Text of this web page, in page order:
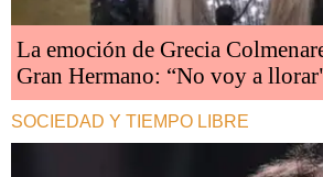
La emoción de Grecia
Gran Hermano: “No voy a
SOCIEDAD Y TIEMPO LIBRE